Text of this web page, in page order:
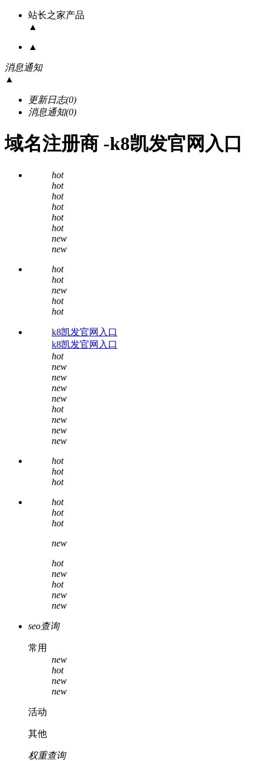
站长之家产品
▲
▲
消息通知
▲
更新日志(0)
消息通知(0)
域名注册商 -k8凯发官网入口
hot
hot
hot
hot
hot
hot
new
new
hot
hot
new
hot
hot
k8凯发官网入口
k8凯发官网入口
hot
new
new
new
new
hot
new
new
new
hot
hot
hot
hot
hot
hot
new
hot
new
hot
new
new
seo查询
常用
new
hot
new
new
活动
其他
权重查询